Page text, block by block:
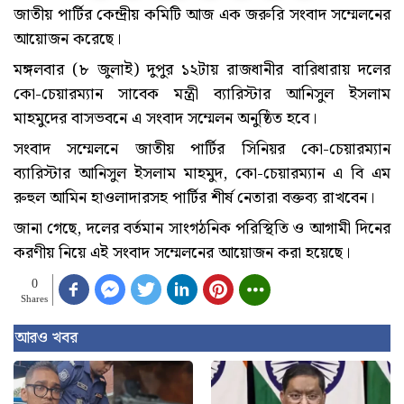
জাতীয় পার্টির কেন্দ্রীয় কমিটি আজ এক জরুরি সংবাদ সম্মেলনের
আয়োজন করেছে।
মঙ্গলবার (৮ জুলাই) দুপুর ১২টায় রাজধানীর বারিধারায় দলের
কো-চেয়ারম্যান সাবেক মন্ত্রী ব্যারিস্টার আনিসুল ইসলাম
মাহমুদের বাসভবনে এ সংবাদ সম্মেলন অনুষ্ঠিত হবে।
সংবাদ সম্মেলনে জাতীয় পার্টির সিনিয়র কো-চেয়ারম্যান
ব্যারিস্টার আনিসুল ইসলাম মাহমুদ, কো-চেয়ারম্যান এ বি এম
রুহুল আমিন হাওলাদারসহ পার্টির শীর্ষ নেতারা বক্তব্য রাখবেন।
জানা গেছে, দলের বর্তমান সাংগঠনিক পরিস্থিতি ও আগামী দিনের
করণীয় নিয়ে এই সংবাদ সম্মেলনের আয়োজন করা হয়েছে।
0
Shares
আরও খবর